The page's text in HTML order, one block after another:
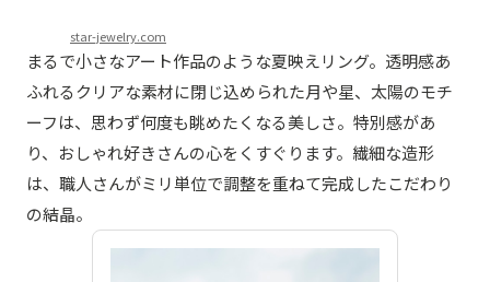
star-jewelry.com
まるで小さなアート作品のような夏映えリング。透明感あ
ふれるクリアな素材に閉じ込められた月や星、太陽のモチ
ーフは、思わず何度も眺めたくなる美しさ。特別感があ
り、おしゃれ好きさんの心をくすぐります。繊細な造形
は、職人さんがミリ単位で調整を重ねて完成したこだわり
の結晶。